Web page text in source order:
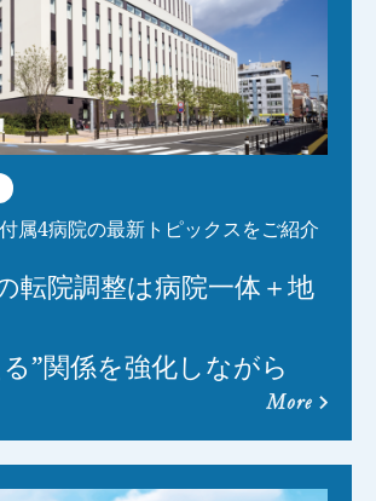
属4病院の最新トピックスをご紹介
転院調整は病院一体＋地
”関係を強化しながら